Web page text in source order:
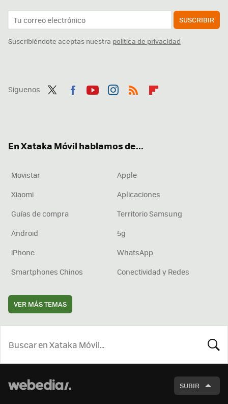
SUSCRIBIR
Suscribiéndote aceptas nuestra política de privacidad
Síguenos
En Xataka Móvil hablamos de...
Movistar
Apple
Xiaomi
Aplicaciones
Guías de compra
Territorio Samsung
Android
5g
iPhone
WhatsApp
Smartphones Chinos
Conectividad y Redes
VER MÁS TEMAS
SUBIR